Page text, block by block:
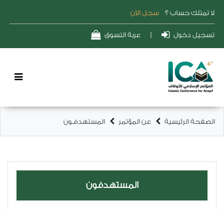
لا تمتلك حساب ؟ سجل الآن
تسجيل دخول عربة التسوق
الصفحة الرئيسية عن المؤتمر المستهدفـون
المستهدفون